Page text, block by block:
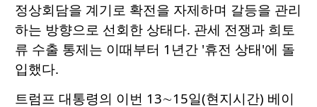
정상회담을 계기로 확전을 자제하며 갈등을 관리
하는 방향으로 선회한 상태다. 관세 전쟁과 희토
류 수출 통제는 이때부터 1년간 '휴전 상태'에 돌
입했다.
트럼프 대통령의 이번 13∼15일(현지시간) 베이